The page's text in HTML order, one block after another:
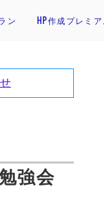
ン HP作成プレミ
強会